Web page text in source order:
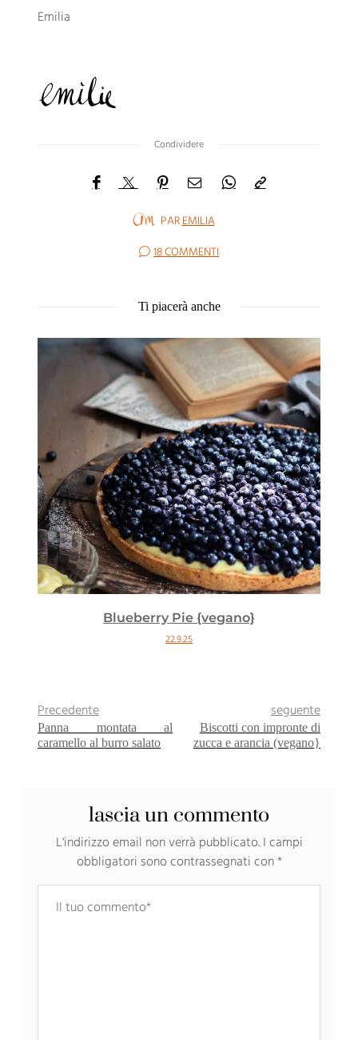
Emilia
Condividere
PAREMILIA
18 COMMENTI
Ti piacerà anche
Blueberry Pie {vegano}
22.9.25
Precedente
Panna montata al
caramello al burro salato
seguente
Biscotti con impronte di
zucca e arancia (vegano}
lascia un commento
L'indirizzo email non verrà pubblicato. I campi
obbligatori sono contrassegnati con*